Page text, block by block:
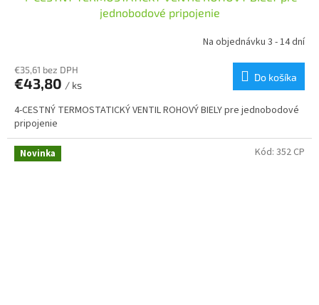
jednobodové pripojenie
Na objednávku 3 - 14 dní
€35,61 bez DPH
€43,80 / ks
Do košíka
4-CESTNÝ TERMOSTATICKÝ VENTIL ROHOVÝ BIELY pre jednobodové
pripojenie
Novinka Kód: 352 CP